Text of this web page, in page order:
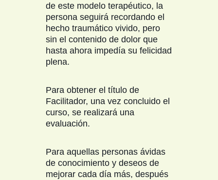
de este modelo terapéutico, la
persona seguirá recordando el
hecho traumático vivido, pero
sin el contenido de dolor que
hasta ahora impedía su felicidad
plena.
Para obtener el título de
Facilitador, una vez concluido el
curso, se realizará una
evaluación.
Para aquellas personas ávidas
de conocimiento y deseos de
mejorar cada día más, después